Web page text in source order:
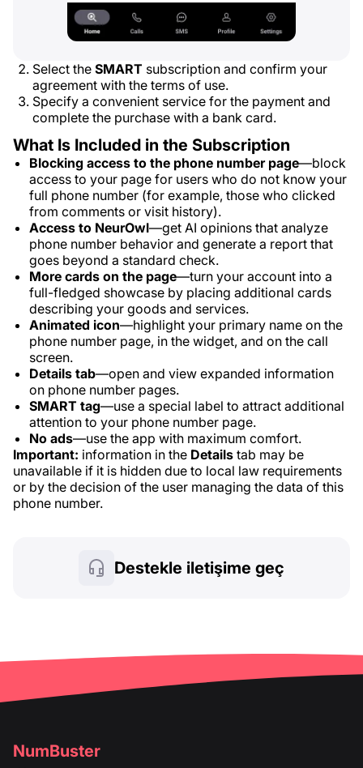
Select the SMART subscription and confirm your
agreement with the terms of use.
Specify a convenient service for the payment and
complete the purchase with a bank card.
What Is Included in the Subscription
Blocking access to the phone number page—block
access to your page for users who do not know your
full phone number (for example, those who clicked
from comments or visit history).
Access to NeurOwl—get AI opinions that analyze
phone number behavior and generate a report that
goes beyond a standard check.
More cards on the page—turn your account into a
full-fledged showcase by placing additional cards
describing your goods and services.
Animated icon—highlight your primary name on the
phone number page, in the widget, and on the call
screen.
Details tab—open and view expanded information
on phone number pages.
SMART tag—use a special label to attract additional
attention to your phone number page.
No ads—use the app with maximum comfort.
Important: information in the Details tab may be
unavailable if it is hidden due to local law requirements
or by the decision of the user managing the data of this
phone number.
Destekle iletişime geç
NumBuster